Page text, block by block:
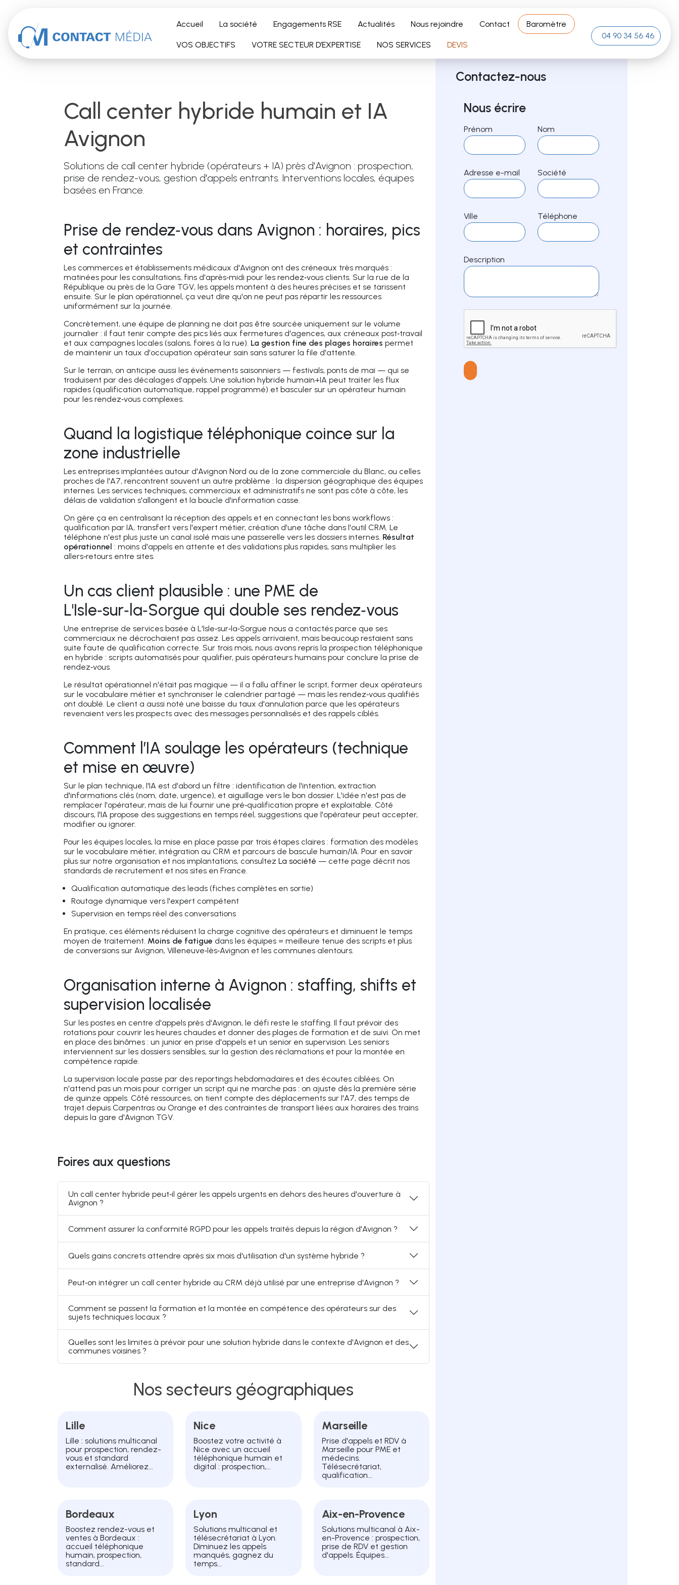
VOS OBJECTIFS VOTRE SECTEUR D’EXPERTISE NOS SERVICES DEVIS
Accueil La société Engagements RSE Actualités Nous rejoindre Contact
Baromètre
04 90 34 56 46
call center hybride humain et IA
Avignon
Solutions de call center hybride (opérateurs + IA) près d'Avignon : prospection,
prise de rendez-vous, gestion d'appels entrants. Interventions locales, équipes
basées en France.
Prise de rendez‑vous dans Avignon : horaires, pics
et contraintes
Les commerces et établissements médicaux d'Avignon ont des créneaux très marqués :
matinées pour les consultations, fins d'après‑midi pour les rendez‑vous clients. Sur la rue de la
République ou près de la Gare TGV, les appels montent à des heures précises et se tarissent
ensuite. Sur le plan opérationnel, ça veut dire qu'on ne peut pas répartir les ressources
uniformément sur la journée.
Concrètement, une équipe de planning ne doit pas être sourcée uniquement sur le volume
journalier : il faut tenir compte des pics liés aux fermetures d'agences, aux créneaux post‑travail
et aux campagnes locales (salons, foires à la rue). La gestion fine des plages horaires permet
de maintenir un taux d'occupation opérateur sain sans saturer la file d'attente.
Sur le terrain, on anticipe aussi les événements saisonniers — festivals, ponts de mai — qui se
traduisent par des décalages d'appels. Une solution hybride humain+IA peut traiter les flux
rapides (qualification automatique, rappel programmé) et basculer sur un opérateur humain
pour les rendez‑vous complexes.
Quand la logistique téléphonique coince sur la
zone industrielle
Les entreprises implantées autour d'Avignon Nord ou de la zone commerciale du Blanc, ou celles
proches de l'A7, rencontrent souvent un autre problème : la dispersion géographique des équipes
internes. Les services techniques, commerciaux et administratifs ne sont pas côte à côte, les
délais de validation s'allongent et la boucle d'information casse.
On gère ça en centralisant la réception des appels et en connectant les bons workflows :
qualification par IA, transfert vers l'expert métier, création d'une tâche dans l'outil CRM. Le
téléphone n'est plus juste un canal isolé mais une passerelle vers les dossiers internes. Résultat
opérationnel : moins d'appels en attente et des validations plus rapides, sans multiplier les
allers‑retours entre sites.
Un cas client plausible : une PME de
L'Isle‑sur‑la‑Sorgue qui double ses rendez‑vous
Une entreprise de services basée à L'Isle‑sur‑la‑Sorgue nous a contactés parce que ses
commerciaux ne décrochaient pas assez. Les appels arrivaient, mais beaucoup restaient sans
suite faute de qualification correcte. Sur trois mois, nous avons repris la prospection téléphonique
en hybride : scripts automatisés pour qualifier, puis opérateurs humains pour conclure la prise de
rendez‑vous.
Le résultat opérationnel n'était pas magique — il a fallu affiner le script, former deux opérateurs
sur le vocabulaire métier et synchroniser le calendrier partagé — mais les rendez‑vous qualifiés
ont doublé. Le client a aussi noté une baisse du taux d'annulation parce que les opérateurs
revenaient vers les prospects avec des messages personnalisés et des rappels ciblés.
Comment l’IA soulage les opérateurs (technique
et mise en œuvre)
Sur le plan technique, l'IA est d'abord un filtre : identification de l'intention, extraction
d'informations clés (nom, date, urgence), et aiguillage vers le bon dossier. L'idée n'est pas de
remplacer l'opérateur, mais de lui fournir une pré‑qualification propre et exploitable. Côté
discours, l'IA propose des suggestions en temps réel, suggestions que l'opérateur peut accepter,
modifier ou ignorer.
Pour les équipes locales, la mise en place passe par trois étapes claires : formation des modèles
sur le vocabulaire métier, intégration au CRM et parcours de bascule humain/IA. Pour en savoir
plus sur notre organisation et nos implantations, consultez La société — cette page décrit nos
standards de recrutement et nos sites en France.
Qualification automatique des leads (fiches complètes en sortie)
Routage dynamique vers l'expert compétent
Supervision en temps réel des conversations
En pratique, ces éléments réduisent la charge cognitive des opérateurs et diminuent le temps
moyen de traitement. Moins de fatigue dans les équipes = meilleure tenue des scripts et plus
de conversions sur Avignon, Villeneuve‑lès‑Avignon et les communes alentours.
Organisation interne à Avignon : staffing, shifts et
supervision localisée
Sur les postes en centre d'appels près d'Avignon, le défi reste le staffing. Il faut prévoir des
rotations pour couvrir les heures chaudes et donner des plages de formation et de suivi. On met
en place des binômes : un junior en prise d'appels et un senior en supervision. Les seniors
interviennent sur les dossiers sensibles, sur la gestion des réclamations et pour la montée en
compétence rapide.
La supervision locale passe par des reportings hebdomadaires et des écoutes ciblées. On
n'attend pas un mois pour corriger un script qui ne marche pas : on ajuste dès la première série
de quinze appels. Côté ressources, on tient compte des déplacements sur l'A7, des temps de
trajet depuis Carpentras ou Orange et des contraintes de transport liées aux horaires des trains
depuis la gare d'Avignon TGV.
Foires aux questions
Un call center hybride peut‑il gérer les appels urgents en dehors des heures d'ouverture à
Avignon ?
Comment assurer la conformité RGPD pour les appels traités depuis la région d'Avignon ?
Quels gains concrets attendre après six mois d'utilisation d'un système hybride ?
Peut‑on intégrer un call center hybride au CRM déjà utilisé par une entreprise d'Avignon ?
Comment se passent la formation et la montée en compétence des opérateurs sur des
sujets techniques locaux ?
Quelles sont les limites à prévoir pour une solution hybride dans le contexte d'Avignon et des
communes voisines ?
Nos secteurs géographiques
Lille
Lille : solutions multicanal
pour prospection, rendez-
vous et standard
externalisé. Améliorez...
Nice
Boostez votre activité à
Nice avec un accueil
téléphonique humain et
digital : prospection,...
Marseille
Prise d'appels et RDV à
Marseille pour PME et
médecins.
Télésecrétariat,
qualification...
Bordeaux
Boostez rendez-vous et
ventes à Bordeaux :
accueil téléphonique
humain, prospection,
standard...
Lyon
Solutions multicanal et
télésecrétariat à Lyon.
Diminuez les appels
manqués, gagnez du
temps...
Aix-en-Provence
Solutions multicanal à Aix-
en-Provence : prospection,
prise de RDV et gestion
d'appels. Équipes...
Contactez-nous
Nous écrire
Prénom Nom
Adresse e-mail Société
Ville Téléphone
Description